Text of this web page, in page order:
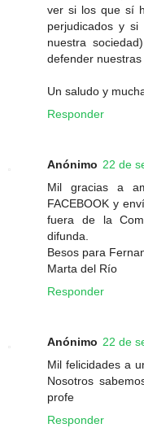
ver si los que sí
perjudicados y
nuestra
defender nuestras
Un saludo y
Responder
Anónimo 22 de
Mil gracias a
FACEBOOK y
fuera de la
difunda.
Besos para
Marta del Río
Responder
Anónimo 22 de
Mil felicidades a
Nosotros
profe
Responder